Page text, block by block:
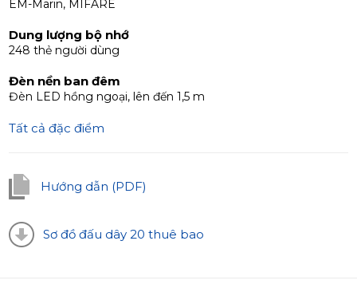
EM-Marin, MIFARE
Dung lượng bộ nhớ
248 thẻ người dùng
Đèn nền ban đêm
Đèn LED hồng ngoại, lên đến 1,5 m
Tất cả đặc điểm
Hướng dẫn (PDF)
Sơ đồ đấu dây 20 thuê bao